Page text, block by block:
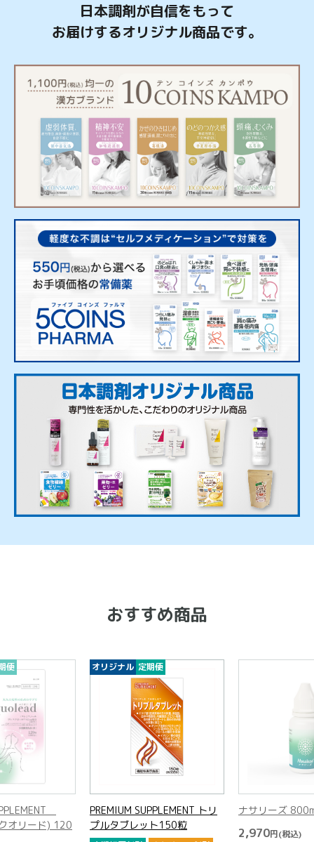
日本調剤が自信をもって
お届けするオリジナル商品です。
おすすめ商品
便
オリード) 120
オリジナル 定期便
PREMIUM SUPPLEMENT トリ
プルタブレット150粒
ナサリーズ
2,970円(税込)